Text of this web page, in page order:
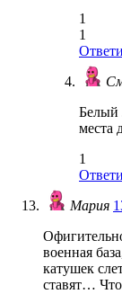
1
1
Белый
места
1
Мария
военная
катушек
ставят…